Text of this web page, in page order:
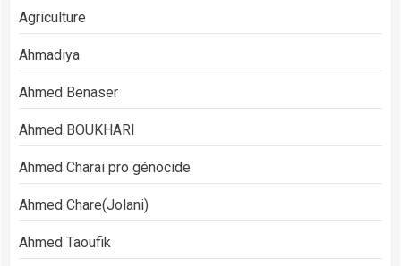
Agriculture
Ahmadiya
Ahmed Benaser
Ahmed BOUKHARI
Ahmed Charai pro génocide
Ahmed Chare(Jolani)
Ahmed Taoufik